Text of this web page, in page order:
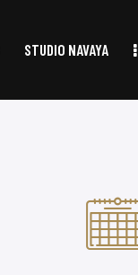
STUDIO NAVAYA